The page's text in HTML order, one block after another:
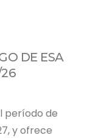
DE ESA
período de
y ofrece